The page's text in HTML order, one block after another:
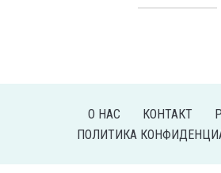
О НАС КОНТАКТ
ПОЛИТИКА